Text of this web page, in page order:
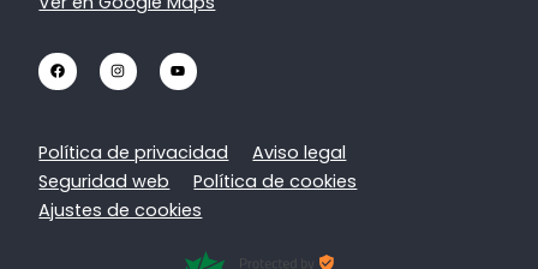
Política de privacidad
Aviso legal
Seguridad web
Política de cookies
Ajustes de cookies